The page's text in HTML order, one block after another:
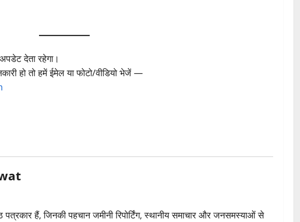
देता रहेगा।
हो तो हमें ईमेल या फोटो/वीडियो भेजें —
हैं, जिनकी पहचान जमीनी रिपोर्टिंग, स्थानीय समाचार और जनसमस्याओं से